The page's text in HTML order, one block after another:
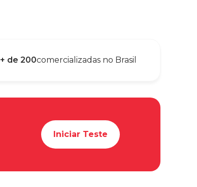
+ de 200comercializadas no Brasil
Iniciar Teste